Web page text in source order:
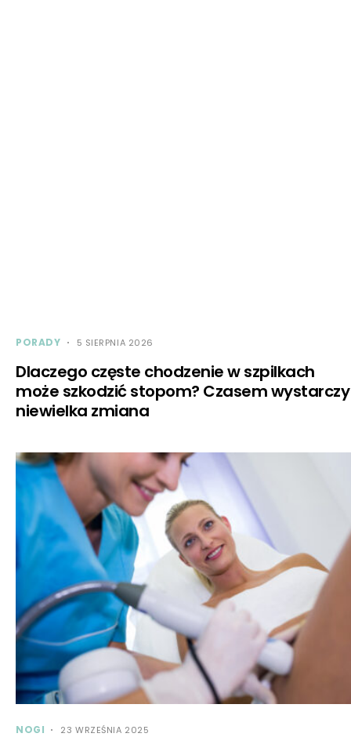
PORADY 5 SIERPNIA 2026
Dlaczego częste chodzenie w szpilkach
może szkodzić stopom? Czasem wystarczy
niewielka zmiana
NOGI 23 WRZEŚNIA 2025